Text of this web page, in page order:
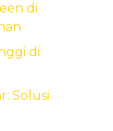
di
di
Solusi